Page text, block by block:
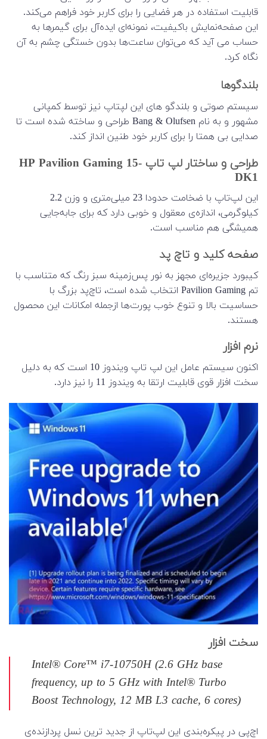
قابلیت استفاده در هر فضایی را برای کاربر خود فراهم می‌کند.
این صفحه‌‌نمایش باکیفیت، نمونه‌ای ایده‌آل برای گیمرها به
حساب می آید که می‌توان ساعت‌ها بدون خستگی چشم به آن
نگاه کرد.
بلندگوها
سیستم صوتی و بلندگو های این لپتاپ نیز توسط کمپانی
مشهور و به نام Bang & Olufsen طراحی و ساخته شده است تا
صدایی بی همتا را برای کاربر خود طنین انداز کند.
طراحی و ساختار لپ تاپ HP Pavilion Gaming 15-
DK1
این لپ‌تاپ با ضخامت حدودا 23 میلی‌متری و وزن 2.2
کیلوگرمی، اندازه‌ی معقول و خوبی دارد که برای جابه‌جایی
همیشگی هم مناسب است.
صفحه کلید و تاچ پد
کیبورد جزیره‌ای مجهز به نور پس‌زمینه سبز رنگ که متناسب با
تم Pavilion Gaming انتخاب شده است، تاچ‌پد بزرگ با
حساسیت بالا و تنوع خوب پورت‌ها ازجمله امکانات این محصول
هستند.
نرم افزار
اکنون سیستم عامل این لپ تاپ ویندوز 10 است که به دلیل
سخت افزار قوی قابلیت ارتقا به ویندوز 11 را نیز دارد.
سخت افزار
Intel® Core™ i7-10750H (2.6 GHz base
frequency, up to 5 GHz with Intel® Turbo
Boost Technology, 12 MB L3 cache, 6 cores)
اچ‌پی در پیکره‌بندی این لپ‌تاپ از جدید ترین نسل پردازنده‌ی